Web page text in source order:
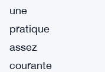
une
pratique
assez
courante